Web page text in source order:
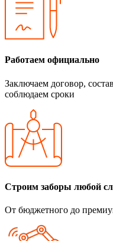
Работаем официально
Заключаем договор,
соблюдаем сроки
Строим заборы любой
От бюджетного до